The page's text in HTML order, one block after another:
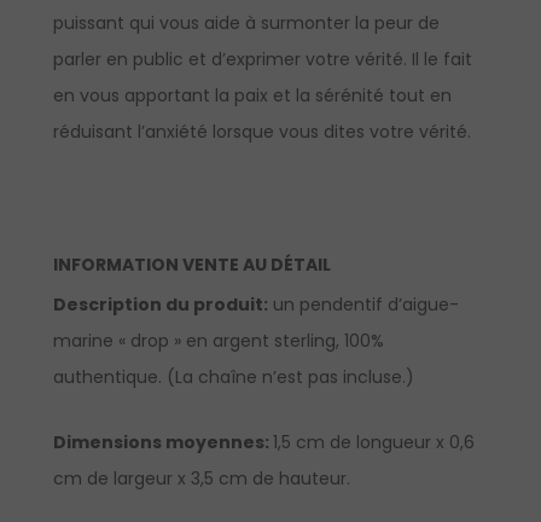
puissant qui vous aide à surmonter la peur de
parler en public et d’exprimer votre vérité. Il le fait
en vous apportant la paix et la sérénité tout en
réduisant l’anxiété lorsque vous dites votre vérité.
INFORMATION VENTE AU DÉTAIL
Description du produit: un pendentif d’aigue-
marine « drop » en argent sterling, 100%
authentique. (La chaîne n’est pas incluse.)
Dimensions moyennes: 1,5 cm de longueur x 0,6
cm de largeur x 3,5 cm de hauteur.